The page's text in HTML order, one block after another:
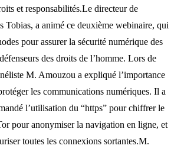
et responsabilités.Le directeur de
Tobias, a animé ce deuxième webinaire, qui
pour assurer la sécurité numérique des
des droits de l’homme. Lors de
M. Amouzou a expliqué l’importance
les communications numériques. Il a
l’utilisation du “https” pour chiffrer le
pour anonymiser la navigation en ligne, et
toutes les connexions sortantes.M.